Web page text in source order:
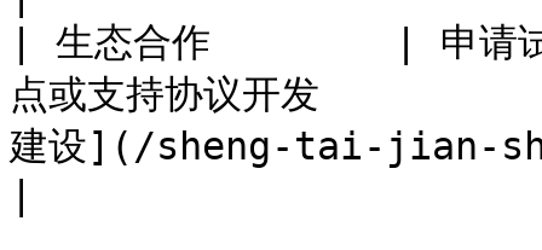
| 生态合作        | 申请试
点或支持协议开发
建设](/sheng-tai-jian-